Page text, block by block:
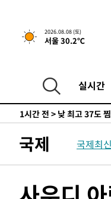
2026.08.08 (토)
서울 30.2℃
실시간
↓-4642초 전 >[속보]이 대
실천"
-3727초 전 >이란, "오만
1시간 전 >[속보]이 대통
[단독]중수청
수도
1시간 전 > 낮 최고 37도
3시간 전 >
여자배구 이재
3시간 전 >외국인 심판
3시간 전 >[속보]코스피,
국제 국제최신